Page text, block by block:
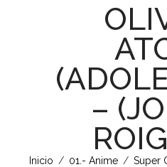
–
Inicio / 01.- Anime / Super